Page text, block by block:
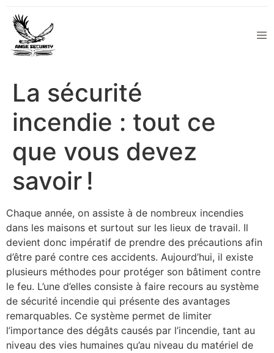
La sécurité
incendie : tout ce
que vous devez
savoir !
Chaque année, on assiste à de nombreux incendies
dans les maisons et surtout sur les lieux de travail. Il
devient donc impératif de prendre des précautions afin
d’être paré contre ces accidents. Aujourd’hui, il existe
plusieurs méthodes pour protéger son bâtiment contre
le feu. L’une d’elles consiste à faire recours au système
de sécurité incendie qui présente des avantages
remarquables. Ce système permet de limiter
l’importance des dégâts causés par l’incendie, tant au
niveau des vies humaines qu’au niveau du matériel de